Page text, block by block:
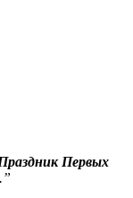
Первых